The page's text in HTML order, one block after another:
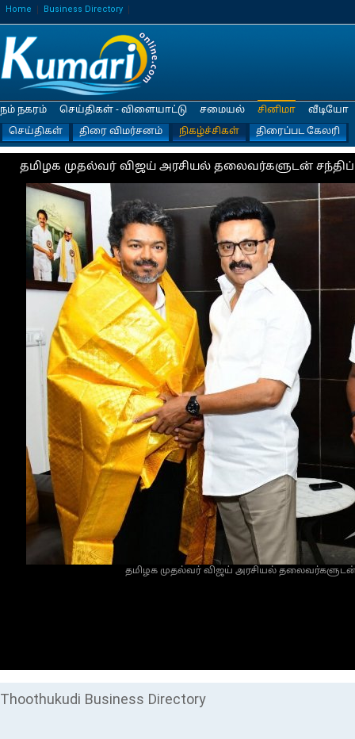
Home Business Directory
நம் நகரம் செய்திகள் - விளையாட்டு சமையல்
சினிமா
செய்திகள்
திரை விமர்சனம் நிகழ்ச்சிகள் திரைப்பட கேலரி
வீடியோ
தமிழக முதல்வர் விஜய் அரசியல் தலைவர்களுடன்
தமிழக முதல்வர் விஜய் அரசியல் தலைவர்களுடன்
Thoothukudi Business Directory